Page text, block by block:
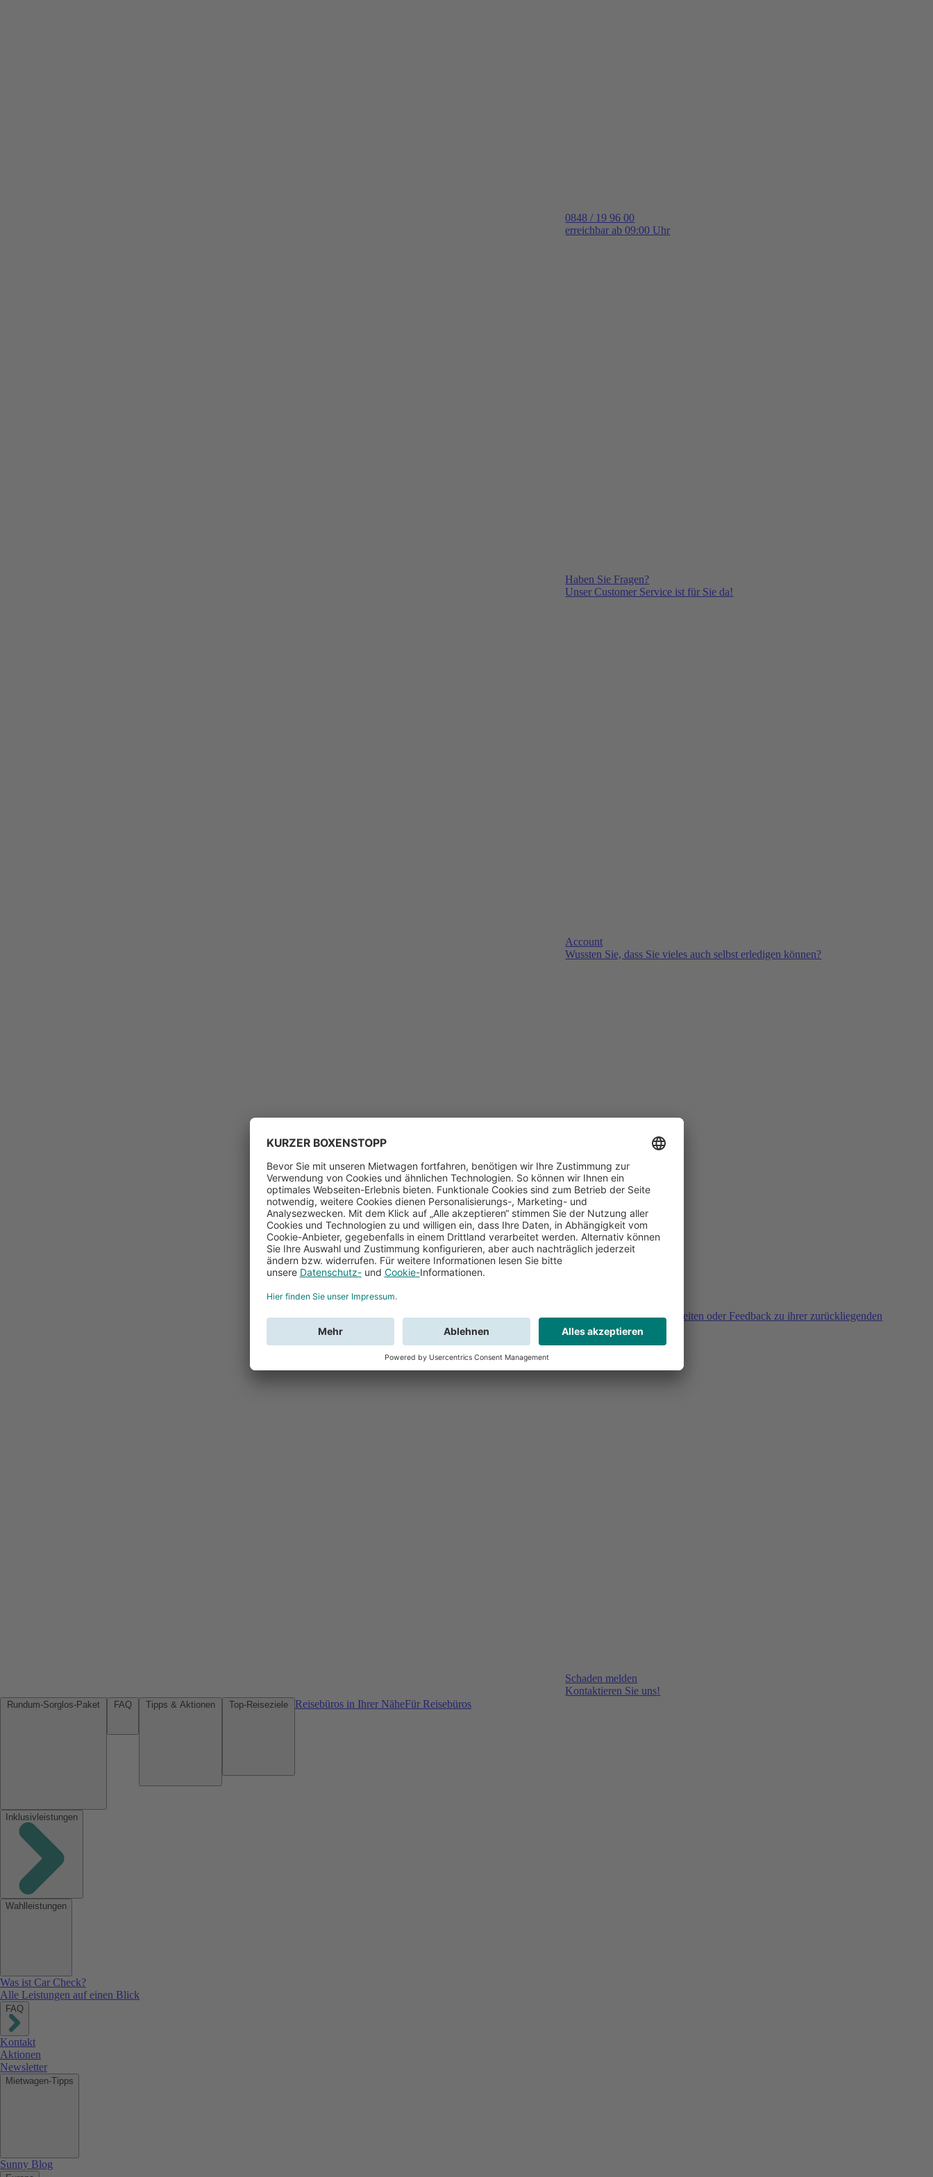
0848 / 19 96 00
erreichbar ab 09:00 Uhr
Haben Sie Fragen?
Unser Customer Service ist für Sie da!
Account
Wussten Sie, dass Sie vieles auch selbst erledigen können?
Sie haben Fragen, Unklarheiten oder Feedback zu ihrer zurückliegenden
Buchung?
Schaden melden
Kontaktieren Sie uns!
Reisebüros in Ihrer NäheFür Reisebüros
Inklusivleistungen
Wahlleistungen
Was ist Car Check?
Alle Leistungen auf einen Blick
FAQ
Kontakt
Aktionen
Newsletter
Mietwagen-Tipps
Sunny Blog